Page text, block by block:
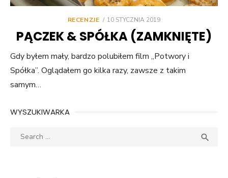
RECENZJE
POSTED
10 STYCZNIA 2019
PĄCZEK & SPÓŁKA (ZAMKNIĘTE)
Gdy byłem mały, bardzo polubiłem film „Potwory i
Spółka”. Oglądałem go kilka razy, zawsze z takim
samym…
WYSZUKIWARKA
Search
